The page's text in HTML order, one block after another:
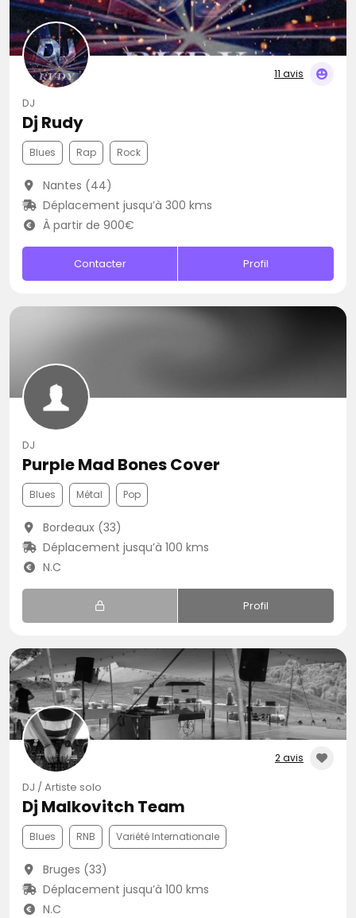
11 avis
DJ
Dj Rudy
Blues Rap Rock
Nantes (44)
Déplacement jusqu’à 300 kms
À partir de 900€
Contacter Profil
DJ
Purple Mad Bones Cover
Blues Métal Pop
Bordeaux (33)
Déplacement jusqu’à 100 kms
N.C
Profil
2 avis
DJ / Artiste solo
Dj Malkovitch Team
Blues RNB Variété Internationale
Bruges (33)
Déplacement jusqu’à 100 kms
N.C